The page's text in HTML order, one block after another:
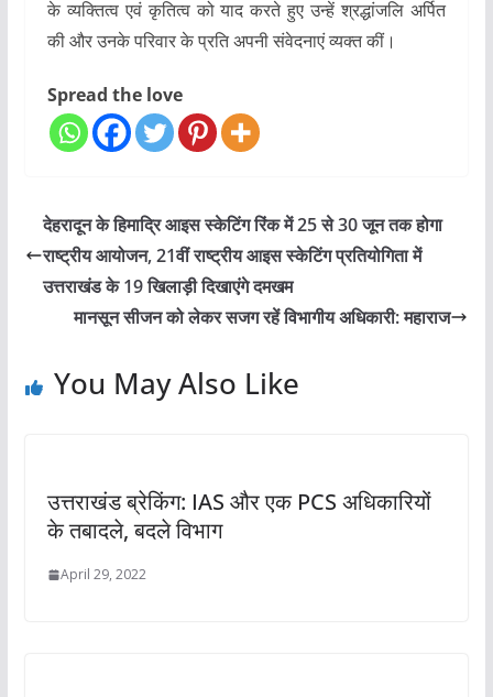
के व्यक्तित्व एवं कृतित्व को याद करते हुए उन्हें श्रद्धांजलि अर्पित
की और उनके परिवार के प्रति अपनी संवेदनाएं व्यक्त कीं।
Spread the love
देहरादून के हिमाद्रि आइस स्केटिंग रिंक में 25 से 30 जून तक होगा
राष्ट्रीय आयोजन, 21वीं राष्ट्रीय आइस स्केटिंग प्रतियोगिता में
उत्तराखंड के 19 खिलाड़ी दिखाएंगे दमखम
मानसून सीजन को लेकर सजग रहें विभागीय अधिकारी: महाराज
You May Also Like
उत्तराखंड ब्रेकिंग: IAS और एक PCS अधिकारियों
के तबादले, बदले विभाग
April 29, 2022